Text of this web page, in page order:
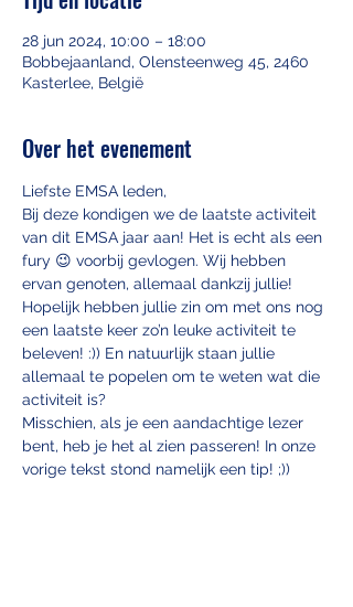
28 jun 2024, 10:00 – 18:00
Bobbejaanland, Olensteenweg 45, 2460
Kasterlee, België
Over het evenement
Liefste EMSA leden,
Bij deze kondigen we de laatste activiteit
van dit EMSA jaar aan! Het is echt als een
fury 😉 voorbij gevlogen. Wij hebben
ervan genoten, allemaal dankzij jullie!
Hopelijk hebben jullie zin om met ons nog
een laatste keer zo’n leuke activiteit te
beleven! :)) En natuurlijk staan jullie
allemaal te popelen om te weten wat die
activiteit is?
Misschien, als je een aandachtige lezer
bent, heb je het al zien passeren! In onze
vorige tekst stond namelijk een tip! ;))